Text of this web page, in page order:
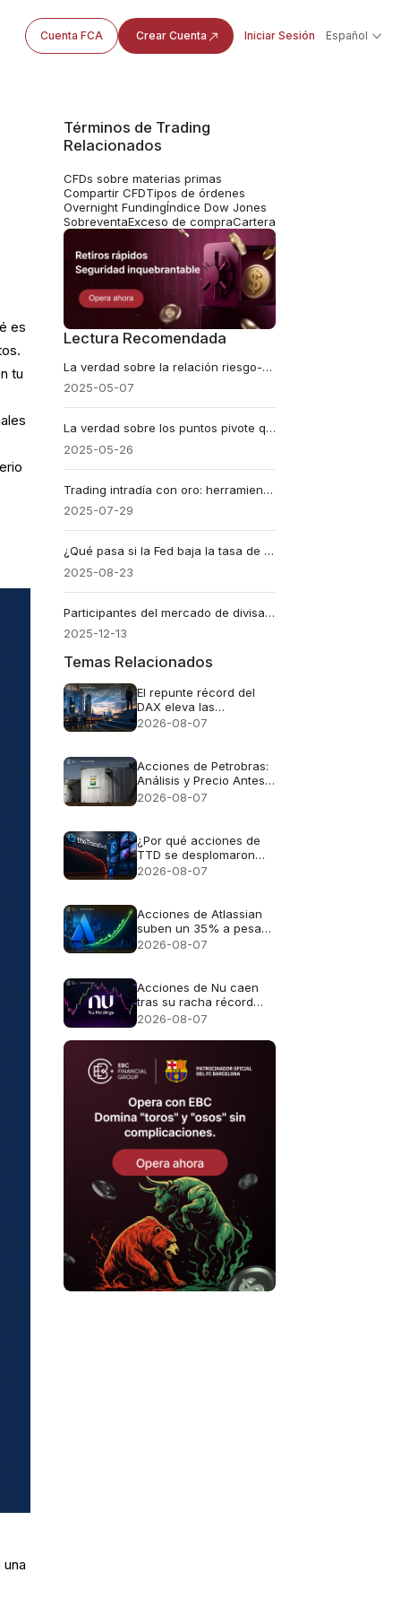
Cuenta FCA Crear Cuenta Iniciar Sesión Español
es
tu
Términos de Trading
Relacionados
CFDs sobre materias primas
Compartir CFDTipos de órdenes
Overnight FundingÍndice Dow Jones
SobreventaExceso de compraCartera
Lectura Recomendada
La verdad sobre la relación riesgo-beneficio 1:3 en el trading de Forex
2025-05-07
La verdad sobre los puntos pivote que la mayoría de los traders pasan por alto
2025-05-26
Trading intradía con oro: herramientas basadas en el sentimiento
2025-07-29
¿Qué pasa si la Fed baja la tasa de interés?
2025-08-23
Participantes del mercado de divisas: quién mueve realmente el Forex
2025-12-13
Temas Relacionados
El repunte récord del
DAX eleva las
expectativas de
2026-08-07
Acciones de Petrobras:
Análisis y Precio Antes
del Reporte Financiero
2026-08-07
¿Por qué acciones de
TTD se desplomaron
casi un 30%?
2026-08-07
Acciones de Atlassian
suben un 35% a pesar
de unas perspectivas
2026-08-07
Acciones de Nu caen
tras su racha récord
mientras se convierte
2026-08-07